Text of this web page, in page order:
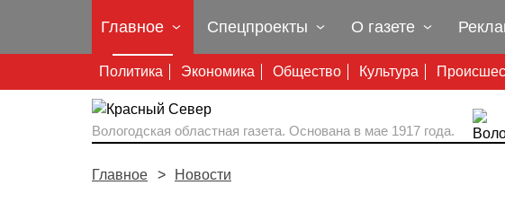
Главное
Политика Экономика Общество Культура
Спецпроекты О газете
Вологодская областная газета. Основана в мае 1917 года.
Главное Новости